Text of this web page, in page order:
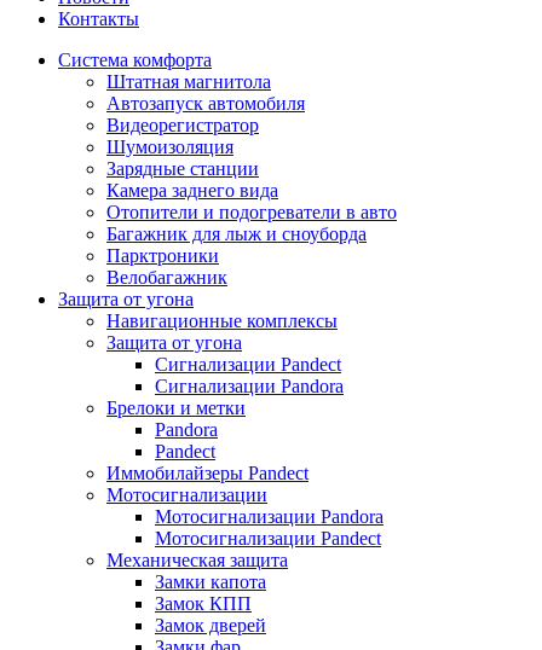
Контакты
Система комфорта
Штатная магнитола
Автозапуск автомобиля
Видеорегистратор
Шумоизоляция
Зарядные станции
Камера заднего вида
Отопители и подогреватели в авто
Багажник для лыж и сноуборда
Парктроники
Велобагажник
Защита от угона
Навигационные комплексы
Защита от угона
Сигнализации Pandect
Сигнализации Pandora
Брелоки и метки
Pandora
Pandect
Иммобилайзеры Pandect
Мотосигнализации
Мотосигнализации Pandora
Мотосигнализации Pandect
Механическая защита
Замки капота
Замок КПП
Замок дверей